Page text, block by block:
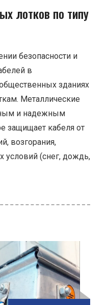
лотков по типу
безопасности и
в
зданиях
Металлические
и надежным
защищает кабеля от
возгорания,
условий (снег, дождь,